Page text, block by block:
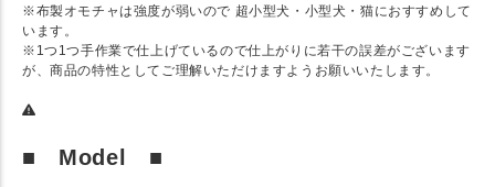
※布製オモチャは強度が弱いので 超小型犬・小型犬・猫におすすめして
います。
※1つ1つ手作業で仕上げているので仕上がりに若干の誤差がございます
が、商品の特性としてご理解いただけますようお願いいたします。
■ Model ■